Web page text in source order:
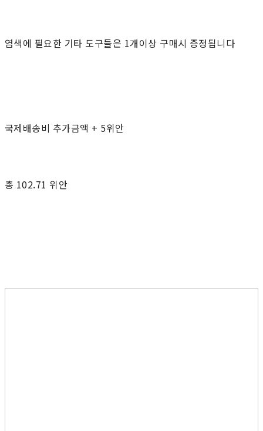
염색에 필요한 기타 도구들은 1개이상 구매시 증정됩니다
국제배송비 추가금액 + 5위안
총 102.71 위안